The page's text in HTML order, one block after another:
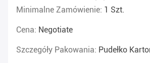
Minimalne Zamówienie: 1 Szt.
Cena: Negotiate
Szczegóły Pakowania: Pudełko